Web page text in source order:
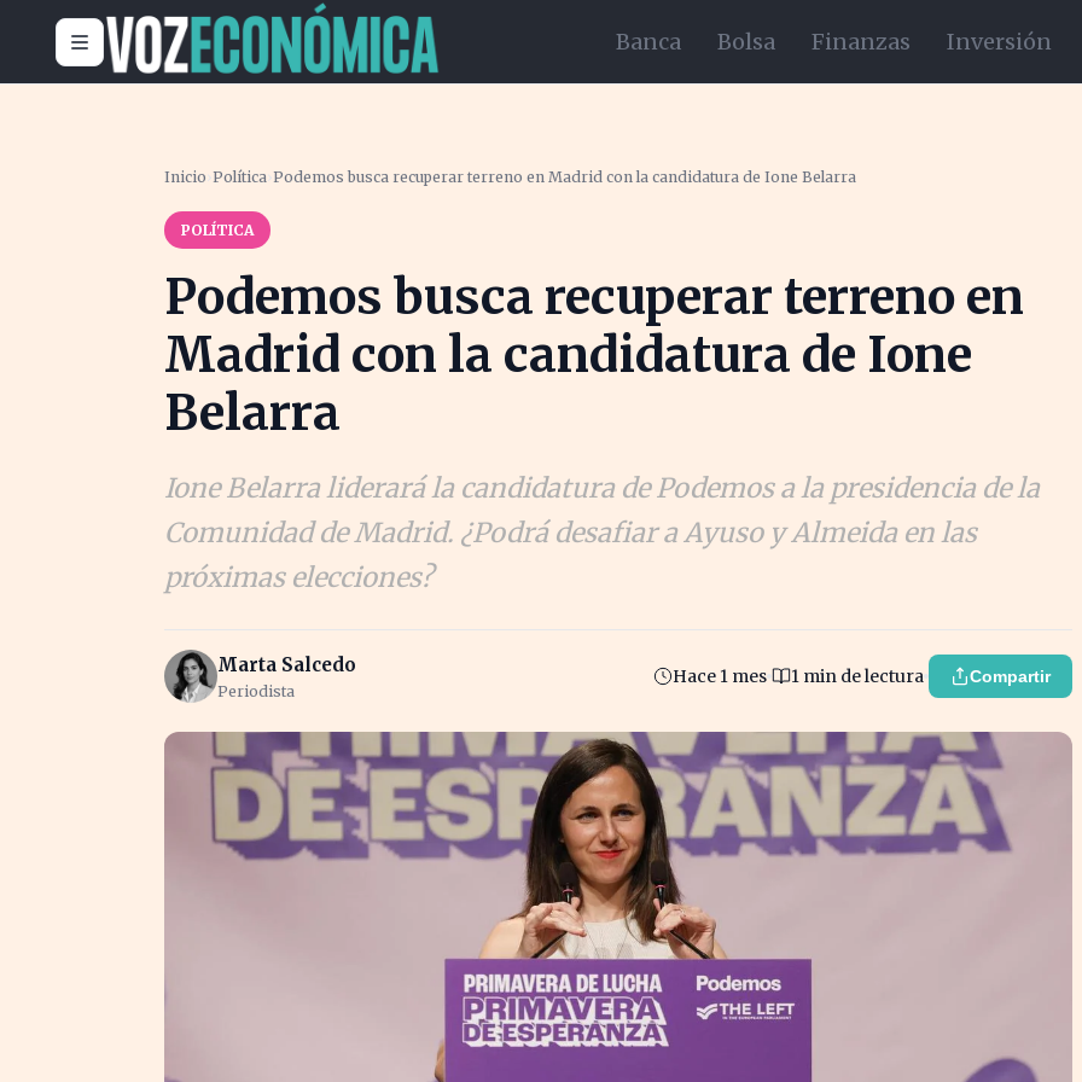
Banca Bolsa Finanzas Inversión
Inicio ›Política›Podemos busca recuperar terreno en Madrid con la candidatura de Ione Belarra
POLÍTICA
Podemos busca recuperar terreno en
Madrid con la candidatura de Ione
Belarra
Ione Belarra liderará la candidatura de Podemos a la presidencia de la
Comunidad de Madrid. ¿Podrá desafiar a Ayuso y Almeida en las
próximas elecciones?
Marta Salcedo
Periodista
Hace 1 mes 1 min de lectura Compartir